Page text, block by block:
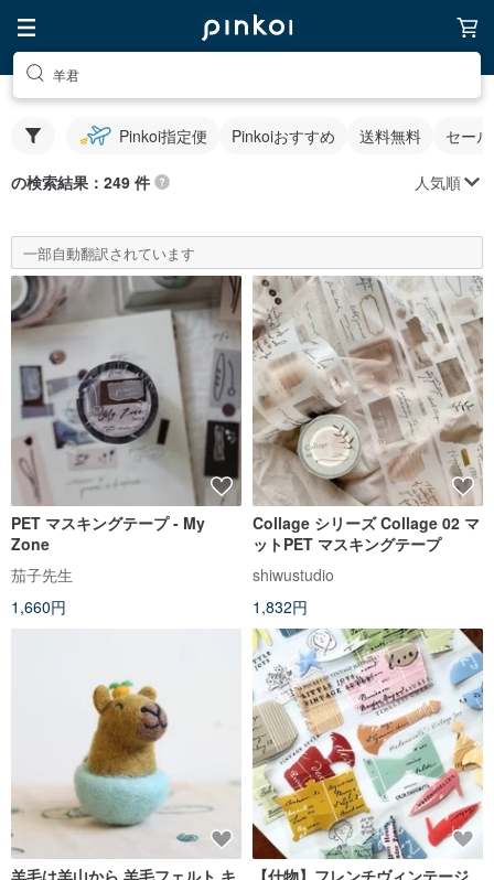
羊君
Pinkoi指定便 Pinkoiおすすめ 送料無料 セー
の検索結果：249 件 人気順
一部自動翻訳されています
PET マスキングテープ - My
Zone
茄子先生
1,660円
Collage シリーズ Collage 02 マ
ットPET マスキングテープ
shiwustudio
1,832円
羊毛は羊山から 羊毛フェルト キ
【什物】フレンチヴィンテージ